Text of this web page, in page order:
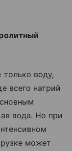
воду,
всего натрий
вода. Но при
может